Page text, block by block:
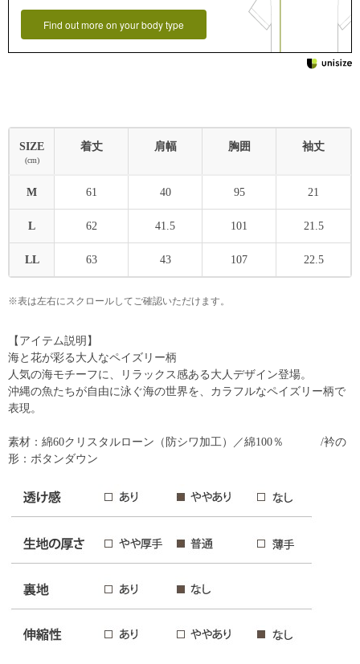
Find out more on your body type
SIZE
(cm)
着丈 肩幅 胸囲 袖丈
M 61 40 95 21
L 62 41.5 101 21.5
LL 63 43 107 22.5
※表は左右にスクロールしてご確認いただけます。
【アイテム説明】
海と花が彩る大人なペイズリー柄
人気の海モチーフに、リラックス感ある大人デザイン登場。
沖縄の魚たちが自由に泳ぐ海の世界を、カラフルなペイズリー柄で
表現。
素材：綿60クリスタルローン（防シワ加工）／綿100％ /衿の
形：ボタンダウン